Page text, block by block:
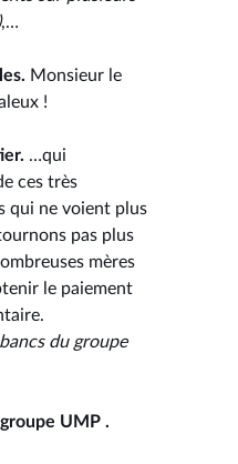
,…
Monsieur le
!
…qui
ces très
qui ne voient plus
pas plus
mères
le paiement
du groupe
UMP .